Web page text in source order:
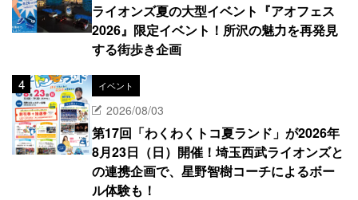
ライオンズ夏の大型イベント『アオフェス
2026』限定イベント！所沢の魅力を再発見
する街歩き企画
イベント
2026/08/03
第17回「わくわくトコ夏ランド」が2026年
8月23日（日）開催！埼玉西武ライオンズと
の連携企画で、星野智樹コーチによるボー
ル体験も！